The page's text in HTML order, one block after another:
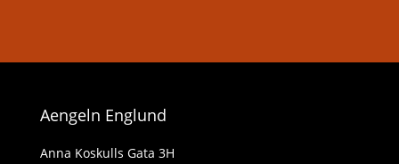
Aengeln Englund
Anna Koskulls Gata 3H